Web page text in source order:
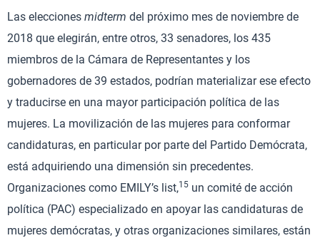
Las elecciones midterm del próximo mes de noviembre de
2018 que elegirán, entre otros, 33 senadores, los 435
miembros de la Cámara de Representantes y los
gobernadores de 39 estados, podrían materializar ese efecto
y traducirse en una mayor participación política de las
mujeres. La movilización de las mujeres para conformar
candidaturas, en particular por parte del Partido Demócrata,
está adquiriendo una dimensión sin precedentes.
Organizaciones como EMILY’s list,15 un comité de acción
política (PAC) especializado en apoyar las candidaturas de
mujeres demócratas, y otras organizaciones similares, están